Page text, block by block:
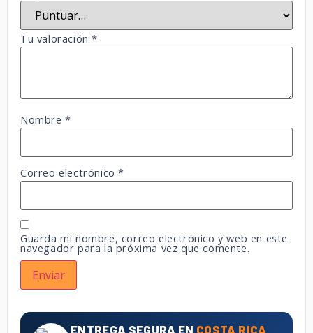
Tu valoración*
Nombre*
Correo electrónico*
Guarda mi nombre, correo electrónico y web en este
navegador para la próxima vez que comente.
ENTREGA SEGURA EN COSTA RICA